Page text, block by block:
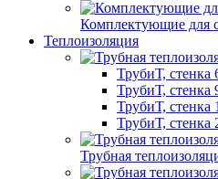
Комплектующие для
Теплоизоляция
ТрубиТ, стенка
ТрубиТ, стенка
ТрубиТ, стенка
ТрубиТ, стенка
Трубная